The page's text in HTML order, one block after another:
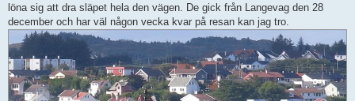
löna sig att dra släpet hela den vägen. De gick från Langevag den 28
december och har väl någon vecka kvar på resan kan jag tro.